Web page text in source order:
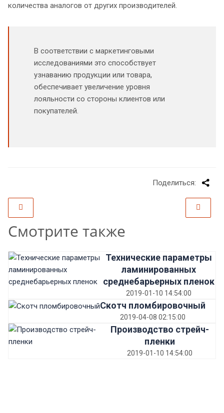
количества аналогов от других производителей.
В соответствии с маркетинговыми
исследованиями это способствует
узнаванию продукции или товара,
обеспечивает увеличение уровня
лояльности со стороны клиентов или
покупателей.
Поделиться:
Смотрите также
Технические параметры
ламинированных
среднебарьерных пленок
2019-01-10 14:54:00
Скотч пломбировочный
2019-04-08 02:15:00
Производство стрейч-
пленки
2019-01-10 14:54:00